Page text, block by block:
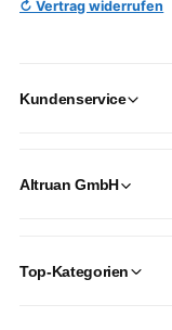
↻ Vertrag widerrufen
Kundenservice
Altruan GmbH
Top-Kategorien